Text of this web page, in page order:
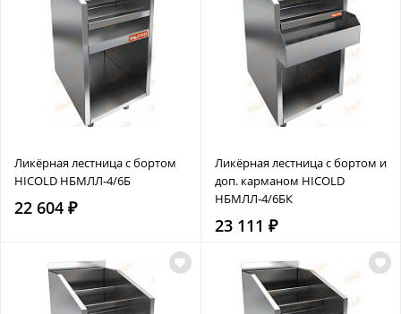
Ликёрная лестница с бортом
HICOLD НБМЛЛ-4/6Б
22 604 ₽
Ликёрная лестница с бортом и
доп. карманом HICOLD
НБМЛЛ-4/6БК
23 111 ₽